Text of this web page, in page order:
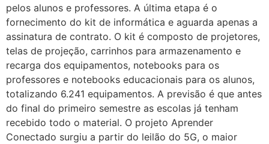
pelos alunos e professores. A última etapa é o
fornecimento do kit de informática e aguarda apenas a
assinatura de contrato. O kit é composto de projetores,
telas de projeção, carrinhos para armazenamento e
recarga dos equipamentos, notebooks para os
professores e notebooks educacionais para os alunos,
totalizando 6.241 equipamentos. A previsão é que antes
do final do primeiro semestre as escolas já tenham
recebido todo o material. O projeto Aprender
Conectado surgiu a partir do leilão do 5G, o maior